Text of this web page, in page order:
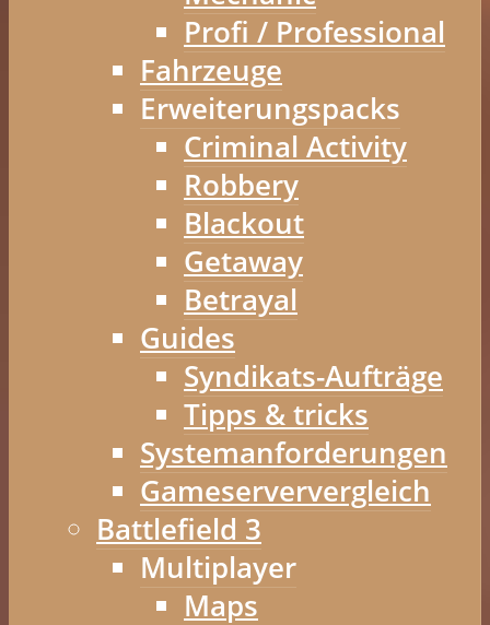
Profi / Professional
Fahrzeuge
Erweiterungspacks
Criminal Activity
Robbery
Blackout
Getaway
Betrayal
Guides
Syndikats-Aufträge
Tipps & tricks
Systemanforderungen
Gameserververgleich
Battlefield 3
Multiplayer
Maps